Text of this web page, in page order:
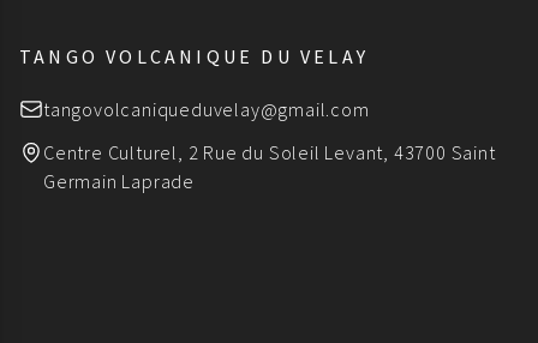
TANGO VOLCANIQUE DU VELAY
tangovolcaniqueduvelay@gmail.com
Centre Culturel, 2 Rue du Soleil Levant, 43700 Saint
Germain Laprade